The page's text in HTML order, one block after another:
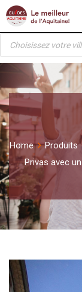
Skip
content
Recherche
produits
Home Produits
Privas avec